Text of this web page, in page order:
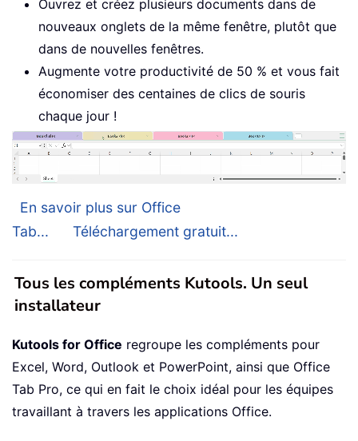
Ouvrez et créez plusieurs documents dans de
nouveaux onglets de la même fenêtre, plutôt que
dans de nouvelles fenêtres.
Augmente votre productivité de 50 % et vous fait
économiser des centaines de clics de souris
chaque jour !
En savoir plus sur Office
Tab...
Téléchargement gratuit...
Tous les compléments Kutools. Un seul
installateur
Kutools for Office regroupe les compléments pour
Excel, Word, Outlook et PowerPoint, ainsi que Office
Tab Pro, ce qui en fait le choix idéal pour les équipes
travaillant à travers les applications Office.